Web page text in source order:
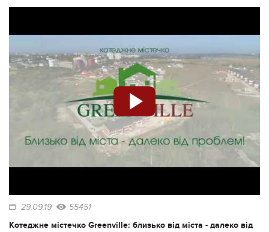
29.09.19 55451
Котеджне містечко Greenville: близько від міста - далеко від